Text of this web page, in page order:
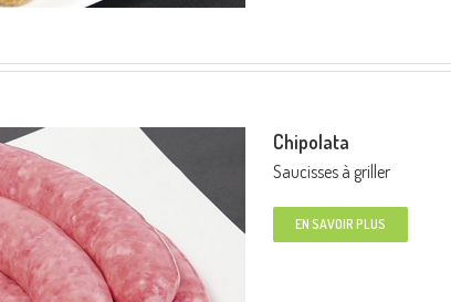
Chipolata
Saucisses à griller
EN SAVOIR PLUS